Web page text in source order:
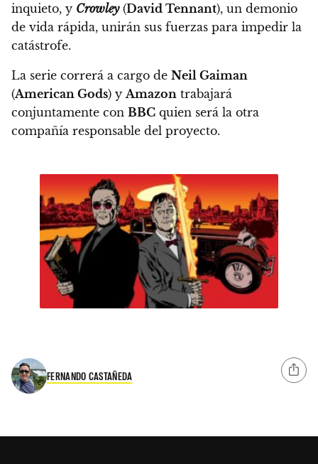
inquieto, y Crowley(David Tennant), un demonio
de vida rápida, unirán sus fuerzas para impedir la
catástrofe.
La serie correrá a cargo de Neil Gaiman
(American Gods) y Amazon trabajará
conjuntamente con BBC quien será la otra
compañía responsable del proyecto.
FERNANDO CASTAÑEDA